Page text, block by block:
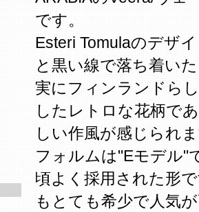
です。
Esteri Tomulaのデザ
と黒い線で落ち着い
実にフィンランドら
したレトロな花柄で
しい作風が感じられ
フォルムは"Eモデル"
頃よく採用された形
もとても希少で人気